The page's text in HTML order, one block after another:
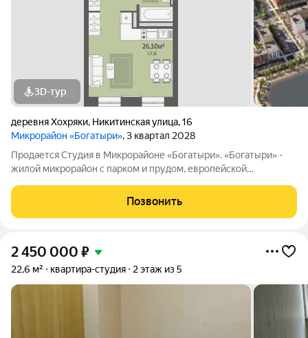
3D-тур
деревня Хохряки, Никитинская улица,16
Микрорайон «Богатыри», 3 квартал 2028
Продается Студия в Микрорайоне «Богатыри». «Богатыри» -
жилой микрорайон с парком и прудом, европейской
этажностью от 5 до 9 этажей. Выгодное расположение - 500
метров от ул. Воткинское шоссе
Позвонить
2 450 000 ₽
22,6 м² квартира-студия 2 этаж из 5